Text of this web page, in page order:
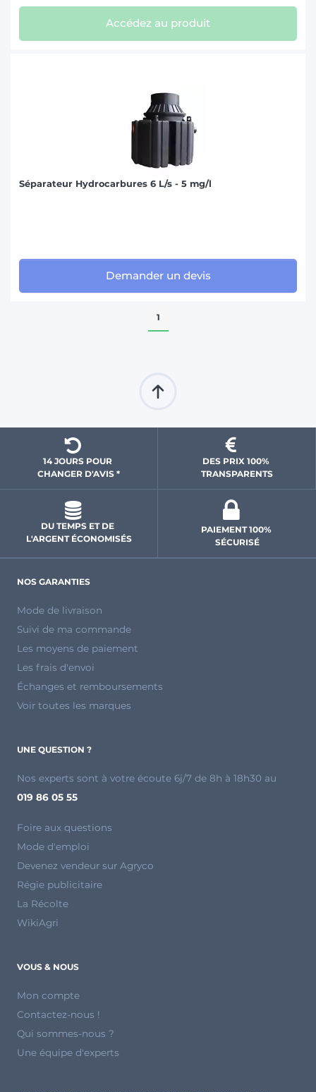
Accédez au produit
Séparateur Hydrocarbures 6 L/s - 5 mg/l
Demander un devis
1
14 JOURS POUR
CHANGER D'AVIS *
DES PRIX 100%
TRANSPARENTS
DU TEMPS ET DE
L'ARGENT ÉCONOMISÉS
PAIEMENT 100%
SÉCURISÉ
NOS GARANTIES
Mode de livraison
Suivi de ma commande
Les moyens de paiement
Les frais d'envoi
Échanges et remboursements
Voir toutes les marques
UNE QUESTION ?
Nos experts sont à votre écoute 6j/7 de 8h à 18h30 au
019 86 05 55
Foire aux questions
Mode d'emploi
Devenez vendeur sur Agryco
Régie publicitaire
La Récolte
WikiAgri
VOUS & NOUS
Mon compte
Contactez-nous !
Qui sommes-nous ?
Une équipe d'experts